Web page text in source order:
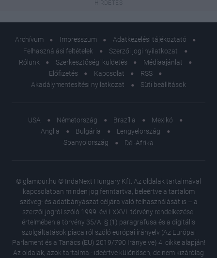
Archívum Impresszum
Adatkezelési tájékoztató
Felhasználási feltételek
Szerzői jogi nyilatkozat
Rólunk
Szerkesztőségi küldetés
Médiaajánlat
Előfizetés
Kapcsolat
RSS
Akadálymentesítési nyilatkozat
Süti beállítások
USA Németország Brazília
Mexikó
Anglia
Bulgária
Lengyelország
Spanyolország
Dél-Afrika
© glamour.hu © IndaNext Hungary Kft. Az oldalak tartalmával
kapcsolatban minden jog fenntartva, beleértve a tartalom
szöveg- és adatbányászat céljára való felhasználását is – a
szerzői jogról szóló 1999. évi LXXVI. törvény rendelkezései
értelmében a törvény 35/A. § (1) paragrafusa és a digitális
szolgáltatások piacairól szóló európai irányelv (Az Európai
Parlament és a Tanács (EU) 2019/790 Irányelve) 4. cikke alapján!
Az oldalak, azok tartalma - ideértve különösen, de nem kizárólag